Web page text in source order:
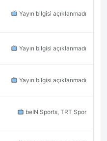
Yayın bilgisi açıklanmadı
Yayın bilgisi açıklanmadı
Yayın bilgisi açıklanmadı
beIN Sports, TRT Spor